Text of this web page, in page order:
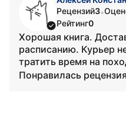
Рецензий3•
Рейтинг0
Хорошая книга.
расписанию. Курьер
тратить время на
Понравилась